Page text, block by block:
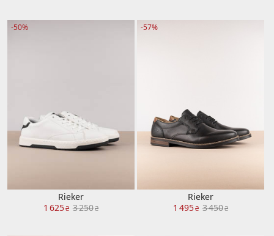
-50%
Rieker
1 625₴ 3 250₴
-57%
Rieker
1 495₴ 3 450₴